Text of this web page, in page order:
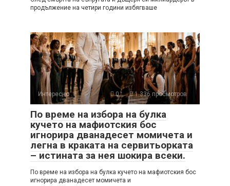
продължение на четири години избягваше
Интересно 0 1 336 просмотров
По време на избора на булка
кучето на мафиотския бос
игнорира дванадесет момичета и
легна в краката на сервитьорката
– истината за нея шокира всеки.
По време на избора на булка кучето на мафиотския бос
игнорира дванадесет момичета и